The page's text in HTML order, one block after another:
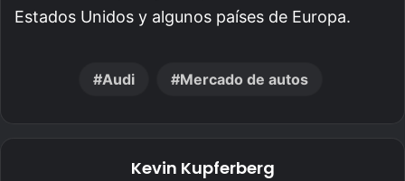
Estados Unidos y algunos países de Europa.
Audi Mercado de autos
Kevin Kupferberg